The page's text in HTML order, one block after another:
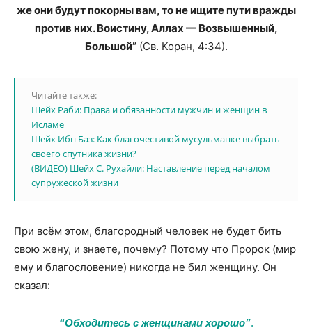
же они будут покорны вам, то не ищите пути вражды
против них. Воистину, Аллах — Возвышенный,
Большой”(Св. Коран, 4:34).
Читайте также:
Шейх Раби: Права и обязанности мужчин и женщин в
Исламе
Шейх Ибн Баз: Как благочестивой мусульманке выбрать
своего спутника жизни?
(ВИДЕО) Шейх С. Рухайли: Наставление перед началом
супружеской жизни
При всём этом, благородный человек не будет бить
свою жену, и знаете, почему? Потому что Пророк (мир
ему и благословение) никогда не бил женщину. Он
сказал:
“Обходитесь с женщинами хорошо”.